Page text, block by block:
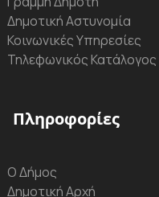
Δημοτική Αστυνομία
Κοινωνικές Υπηρεσίες
Τηλεφωνικός Κατάλογος
Πληροφορίες
Ο Δήμος
Δημοτική Αρχή